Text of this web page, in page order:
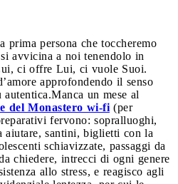
prima persona che toccheremo
avvicina a noi tenendolo in
ci offre Lui, ci vuole Suoi.
approfondendo il senso
autentica.Manca un mese al
del Monastero wi-fi (per
fervono: sopralluoghi,
aiutare, santini, biglietti con la
schiavizzate, passaggi da
chiedere, intrecci di ogni genere
allo stress, e reagisco agli